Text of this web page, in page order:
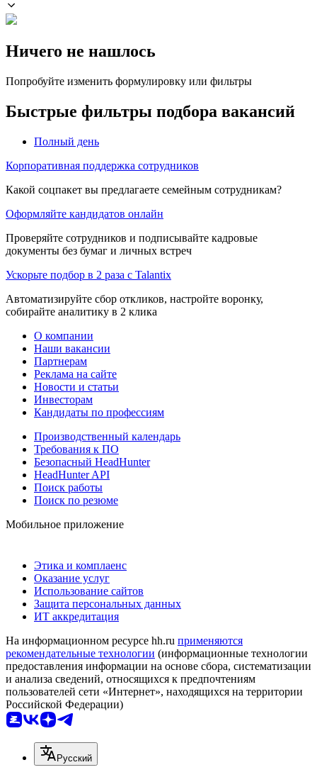
Ничего не нашлось
Попробуйте изменить формулировку или фильтры
Быстрые фильтры подбора вакансий
Полный день
Корпоративная поддержка сотрудников
Какой соцпакет вы предлагаете семейным сотрудникам?
Оформляйте кандидатов онлайн
Проверяйте сотрудников и подписывайте кадровые
документы без бумаг и личных встреч
Ускорьте подбор в 2 раза с Talantix
Автоматизируйте сбор откликов, настройте воронку,
собирайте аналитику в 2 клика
О компании
Наши вакансии
Партнерам
Реклама на сайте
Новости и статьи
Инвесторам
Кандидаты по профессиям
Производственный календарь
Требования к ПО
Безопасный HeadHunter
HeadHunter API
Поиск работы
Поиск по резюме
Мобильное приложение
Этика и комплаенс
Оказание услуг
Использование сайтов
Защита персональных данных
ИТ аккредитация
На информационном ресурсе hh.ru применяются
рекомендательные технологии (информационные технологии
предоставления информации на основе сбора, систематизации
и анализа сведений, относящихся к предпочтениям
пользователей сети «Интернет», находящихся на территории
Российской Федерации)
Русский